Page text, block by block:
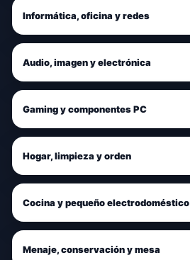
Informática, oficina y redes
Audio, imagen y electrónica
Gaming y componentes PC
Hogar, limpieza y orden
Cocina y pequeño electrodoméstico
Menaje, conservación y mesa